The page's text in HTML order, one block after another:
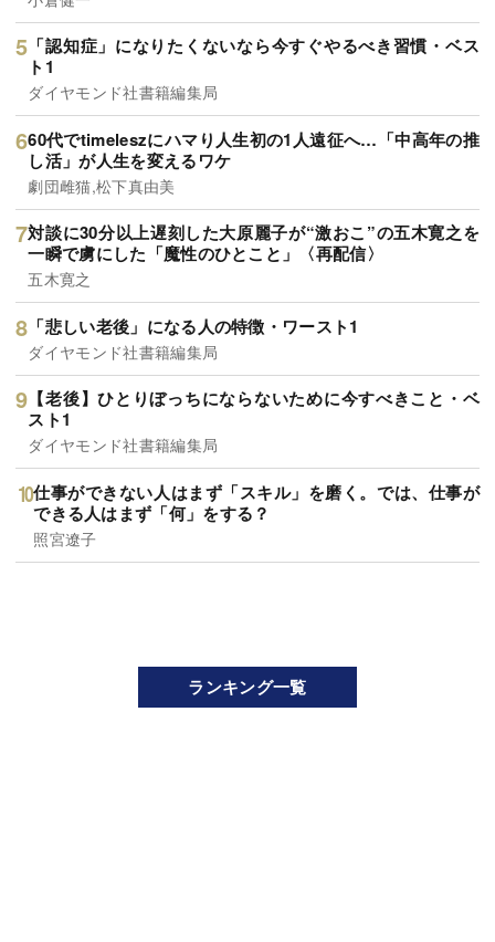
「認知症」になりたくないなら今すぐやるべき習慣・ベス
ト1
ダイヤモンド社書籍編集局
60代でtimeleszにハマり人生初の1人遠征へ…「中高年の推
し活」が人生を変えるワケ
劇団雌猫,松下真由美
対談に30分以上遅刻した大原麗子が“激おこ”の五木寛之を
一瞬で虜にした「魔性のひとこと」〈再配信〉
五木寛之
「悲しい老後」になる人の特徴・ワースト1
ダイヤモンド社書籍編集局
【老後】ひとりぼっちにならないために今すべきこと・ベ
スト1
ダイヤモンド社書籍編集局
仕事ができない人はまず「スキル」を磨く。では、仕事が
できる人はまず「何」をする？
照宮遼子
ランキング一覧